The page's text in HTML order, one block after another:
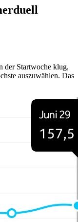
der Startwoche klug,
auszuwählen. Das